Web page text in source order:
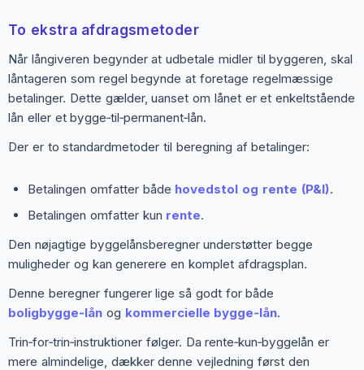
To ekstra afdragsmetoder
Når långiveren begynder at udbetale midler til byggeren, skal
låntageren som regel begynde at foretage regelmæssige
betalinger. Dette gælder, uanset om lånet er et enkeltstående
lån eller et bygge‑til‑permanent‑lån.
Der er to standardmetoder til beregning af betalinger:
Betalingen omfatter både hovedstol og rente (P&I).
Betalingen omfatter kun rente.
Den nøjagtige byggelånsberegner understøtter begge
muligheder og kan generere en komplet afdragsplan.
Denne beregner fungerer lige så godt for både
boligbygge‑lån og kommercielle bygge‑lån.
Trin‑for‑trin‑instruktioner følger. Da rente‑kun‑byggelån er
mere almindelige, dækker denne vejledning først den